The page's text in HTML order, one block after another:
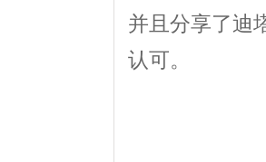
并且分享了迪
认可。